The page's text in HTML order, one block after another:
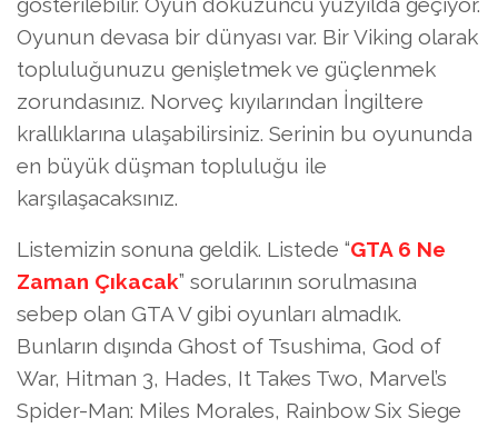
Oyunun devasa bir dünyası var. Bir Viking olarak
topluluğunuzu genişletmek ve güçlenmek
zorundasınız. Norveç kıyılarından İngiltere
krallıklarına ulaşabilirsiniz. Serinin bu oyununda
en büyük düşman topluluğu ile
karşılaşacaksınız.
Listemizin sonuna geldik. Listede “GTA 6 Ne
Zaman Çıkacak” sorularının sorulmasına
sebep olan GTA V gibi oyunları almadık.
Bunların dışında Ghost of Tsushima, God of
War, Hitman 3, Hades, It Takes Two, Marvel’s
Spider-Man: Miles Morales, Rainbow Six Siege